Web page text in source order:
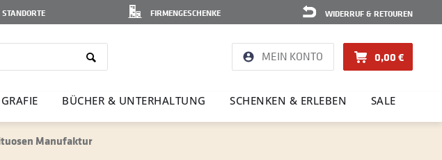
WIDERRUF & RETOUREN
FIRMENGESCHENKE
STANDORTE
MEIN KONTO 0,00 €
BÜCHER & UNTER­HAL­TUNG SCHENKEN & ERLEBEN SALE
Manufaktur